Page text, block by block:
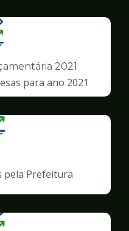
2021
para ano 2021
pela Prefeitura